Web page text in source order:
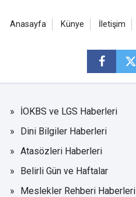
Anasayfa Künye İletişim
İOKBS ve LGS Haberleri
Dini Bilgiler Haberleri
Atasözleri Haberleri
Belirli Gün ve Haftalar
Meslekler Rehberi Haberleri